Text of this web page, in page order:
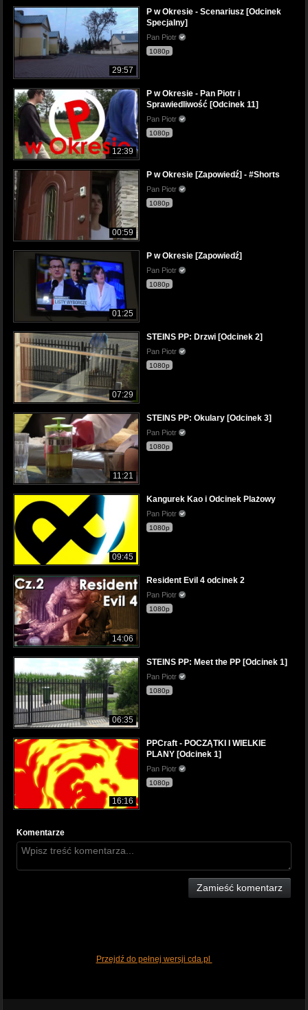
29:57
P w Okresie - Scenariusz [Odcinek
Specjalny]
Pan Piotr
1080p
12:39
P w Okresie - Pan Piotr i
Sprawiedliwość [Odcinek 11]
Pan Piotr
1080p
00:59
P w Okresie [Zapowiedź] - #Shorts
Pan Piotr
1080p
01:25
P w Okresie [Zapowiedź]
Pan Piotr
1080p
07:29
STEINS PP: Drzwi [Odcinek 2]
Pan Piotr
1080p
11:21
STEINS PP: Okulary [Odcinek 3]
Pan Piotr
1080p
09:45
Kangurek Kao i Odcinek Plażowy
Pan Piotr
1080p
14:06
Resident Evil 4 odcinek 2
Pan Piotr
1080p
06:35
STEINS PP: Meet the PP [Odcinek 1]
Pan Piotr
1080p
16:16
PPCraft - POCZĄTKI I WIELKIE
PLANY [Odcinek 1]
Pan Piotr
1080p
Komentarze
Zamieść komentarz
Przejdź do pełnej wersji cda.pl